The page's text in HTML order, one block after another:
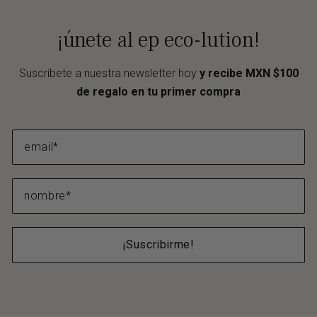
¡únete al ep eco-lution!
Suscríbete a nuestra newsletter hoy y recibe MXN $100
de regalo en tu primer compra
¡Suscribirme!